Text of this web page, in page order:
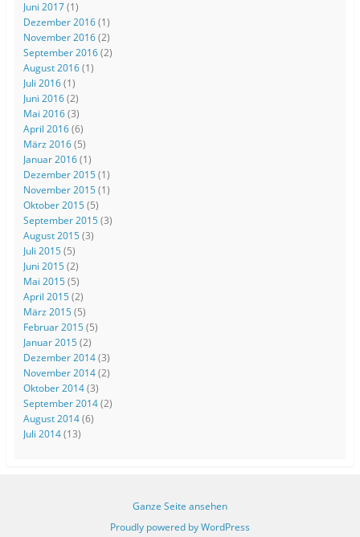
Juni 2017(1)
Dezember 2016(1)
November 2016(2)
September 2016(2)
August 2016(1)
Juli 2016(1)
Juni 2016(2)
Mai 2016(3)
April 2016(6)
März 2016(5)
Januar 2016(1)
Dezember 2015(1)
November 2015(1)
Oktober 2015(5)
September 2015(3)
August 2015(3)
Juli 2015(5)
Juni 2015(2)
Mai 2015(5)
April 2015(2)
März 2015(5)
Februar 2015(5)
Januar 2015(2)
Dezember 2014(3)
November 2014(2)
Oktober 2014(3)
September 2014(2)
August 2014(6)
Juli 2014(13)
Ganze Seite ansehen
Proudly powered by WordPress